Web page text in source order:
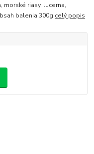
riasy, lucerna,
balenia 300g celý popis